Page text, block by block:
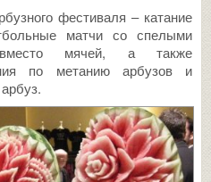
фестиваля – катание
матчи со спелыми
мячей, а также
по метанию арбузов и